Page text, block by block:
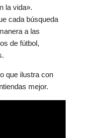
la vida».
cada búsqueda
a las
de fútbol,
que ilustra con
mejor.